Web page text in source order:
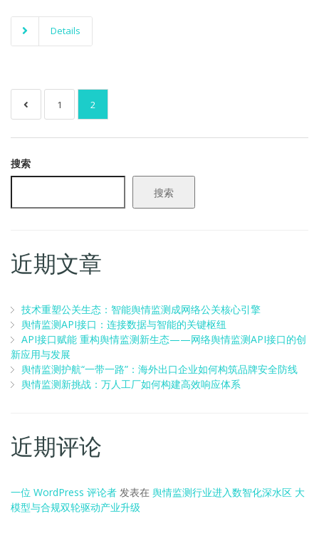
Details
1 2
搜索
搜索
近期文章
技术重塑公关生态：智能舆情监测成网络公关核心引擎
舆情监测API接口：连接数据与智能的关键枢纽
API接口赋能 重构舆情监测新生态——网络舆情监测API接口的创
新应用与发展
舆情监测护航“一带一路”：海外出口企业如何构筑品牌安全防线
舆情监测新挑战：万人工厂如何构建高效响应体系
近期评论
一位 WordPress 评论者 发表在 舆情监测行业进入数智化深水区 大
模型与合规双轮驱动产业升级